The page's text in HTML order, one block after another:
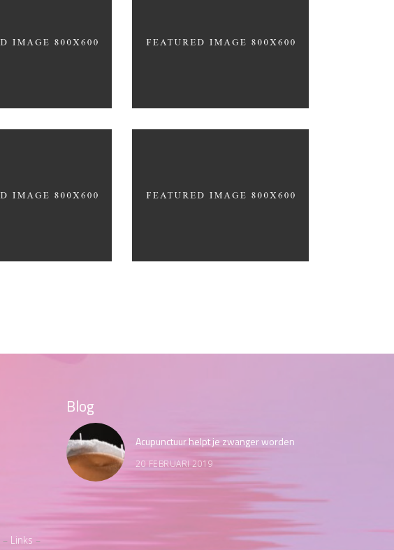
CACTUS INC.
MARCH
– Links –
Blog
Acupunctuur helpt je zwanger worden
20 FEBRUARI 2019